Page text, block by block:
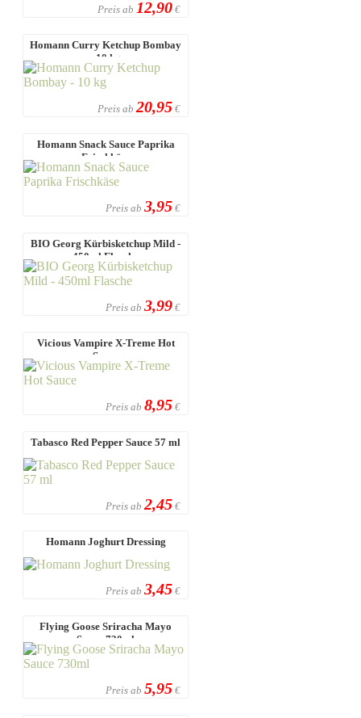
Preis ab 12,90 €
Homann Curry Ketchup Bombay
- 10 kg
Preis ab 20,95 €
Homann Snack Sauce Paprika
Frischkäse
Preis ab 3,95 €
BIO Georg Kürbisketchup Mild -
450ml Flasche
Preis ab 3,99 €
Vicious Vampire X-Treme Hot
Sauce
Preis ab 8,95 €
Tabasco Red Pepper Sauce 57 ml
Preis ab 2,45 €
Homann Joghurt Dressing
Preis ab 3,45 €
Flying Goose Sriracha Mayo
Sauce 730ml
Preis ab 5,95 €